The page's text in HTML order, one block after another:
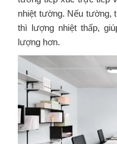
nhiệt tường. Nếu tường,
thì lượng nhiệt thấp,
lượng hơn.